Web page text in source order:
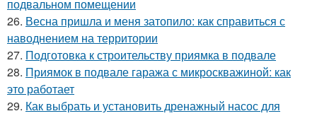
подвальном помещении
26. Весна пришла и меня затопило: как справиться с
наводнением на территории
27. Подготовка к строительству приямка в подвале
28. Приямок в подвале гаража с микроскважиной: как
это работает
29. Как выбрать и установить дренажный насос для